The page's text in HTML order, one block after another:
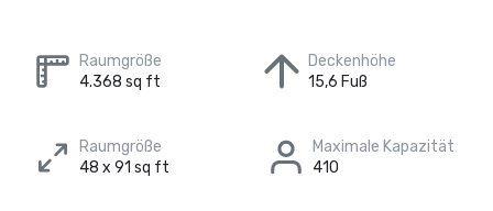
Raumgröße
4.368 sq ft
Deckenhöhe
15,6 Fuß
Raumgröße
48 x 91 sq ft
Maximale Kapazität
410